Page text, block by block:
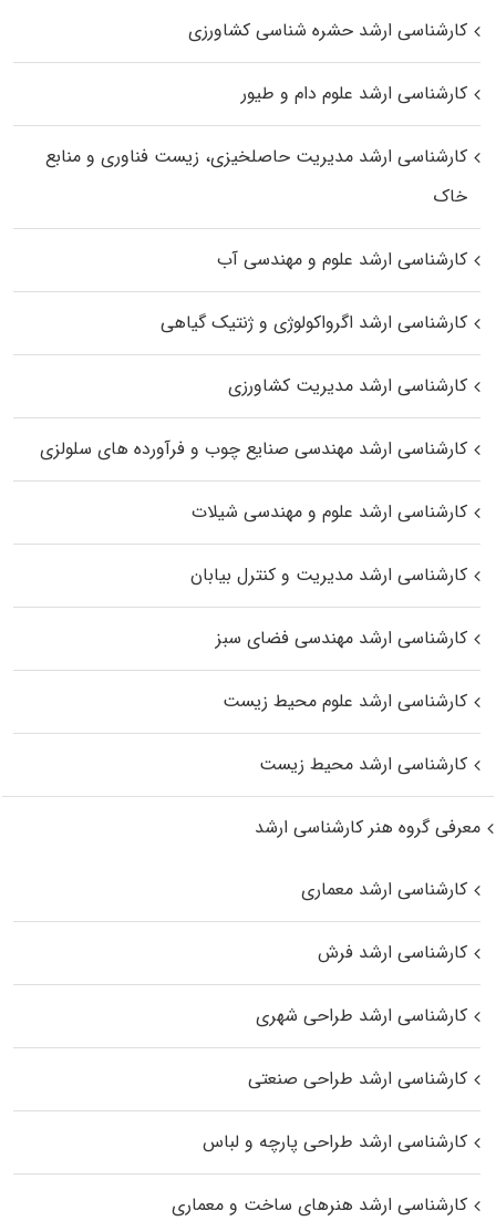
کارشناسی ارشد حشره‌ شناسی کشاورزی
کارشناسی ارشد علوم دام و طیور
کارشناسی ارشد مدیریت حاصلخیزی، زیست فناوری و منابع
خاک
کارشناسی ارشد علوم و مهندسی آب
کارشناسی ارشد اگرواکولوژی و ژنتیک گیاهی
کارشناسی ارشد مدیریت کشاورزی
کارشناسی ارشد مهندسی صنایع چوب و فرآورده‌ های سلولزی
کارشناسی ارشد علوم و مهندسی شیلات
کارشناسی ارشد مدیریت و کنترل بیابان
کارشناسی ارشد مهندسی فضای سبز
کارشناسی ارشد علوم محیط‌ زیست
کارشناسی ارشد محیط زیست
معرفی گروه هنر کارشناسی ارشد
کارشناسی ارشد معماری
کارشناسی ارشد فرش
کارشناسی ارشد طراحی شهری
کارشناسی ارشد طراحی صنعتی
کارشناسی ارشد طراحی پارچه و لباس
کارشناسی ارشد هنرهای ساخت و معماری